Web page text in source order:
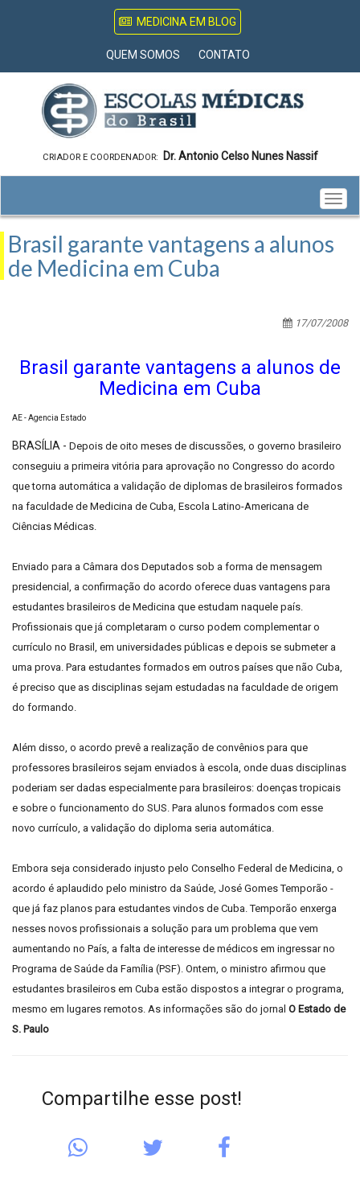
MEDICINA EM BLOG
QUEM SOMOS CONTATO
CRIADOR E COORDENADOR: Dr. Antonio Celso Nunes Nassif
Brasil garante vantagens a alunos
de Medicina em Cuba
17/07/2008
Brasil garante vantagens a alunos de
Medicina em Cuba
AE - Agencia Estado
BRASÍLIA - Depois de oito meses de discussões, o governo brasileiro
conseguiu a primeira vitória para aprovação no Congresso do acordo
que torna automática a validação de diplomas de brasileiros formados
na faculdade de Medicina de Cuba, Escola Latino-Americana de
Ciências Médicas.
Enviado para a Câmara dos Deputados sob a forma de mensagem
presidencial, a confirmação do acordo oferece duas vantagens para
estudantes brasileiros de Medicina que estudam naquele país.
Profissionais que já completaram o curso podem complementar o
currículo no Brasil, em universidades públicas e depois se submeter a
uma prova. Para estudantes formados em outros países que não Cuba,
é preciso que as disciplinas sejam estudadas na faculdade de origem
do formando.
Além disso, o acordo prevê a realização de convênios para que
professores brasileiros sejam enviados à escola, onde duas disciplinas
poderiam ser dadas especialmente para brasileiros: doenças tropicais
e sobre o funcionamento do SUS. Para alunos formados com esse
novo currículo, a validação do diploma seria automática.
Embora seja considerado injusto pelo Conselho Federal de Medicina, o
acordo é aplaudido pelo ministro da Saúde, José Gomes Temporão -
que já faz planos para estudantes vindos de Cuba. Temporão enxerga
nesses novos profissionais a solução para um problema que vem
aumentando no País, a falta de interesse de médicos em ingressar no
Programa de Saúde da Família (PSF). Ontem, o ministro afirmou que
estudantes brasileiros em Cuba estão dispostos a integrar o programa,
mesmo em lugares remotos. As informações são do jornal O Estado de
S. Paulo
Compartilhe esse post!